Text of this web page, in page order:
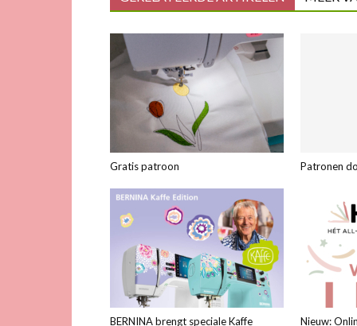
Gratis patroon Patronen
BERNINA brengt speciale Kaffe
Nieuw: